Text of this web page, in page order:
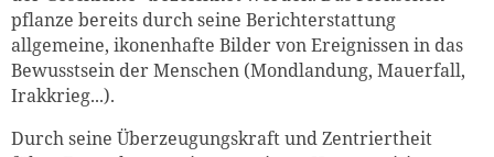
pflanze bereits durch seine Berichterstattung
allgemeine, ikonenhafte Bilder von Ereignissen in das
Bewusstsein der Menschen (Mondlandung, Mauerfall,
Irakkrieg...).
Durch seine Überzeugungskraft und Zentriertheit